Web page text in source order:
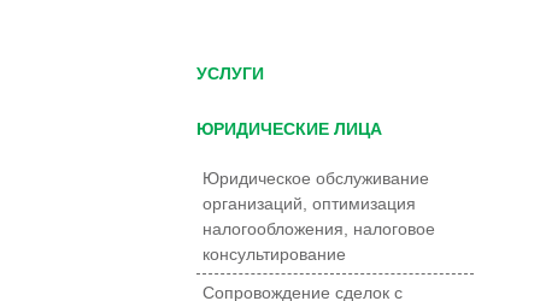
УCЛУГИ
ЮРИДИЧЕСКИЕ ЛИЦА
Юридическое обслуживание
организаций, оптимизация
налогообложения, налоговое
консультирование
Сопровождение сделок с